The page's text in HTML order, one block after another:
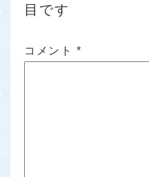
目です
コメント *